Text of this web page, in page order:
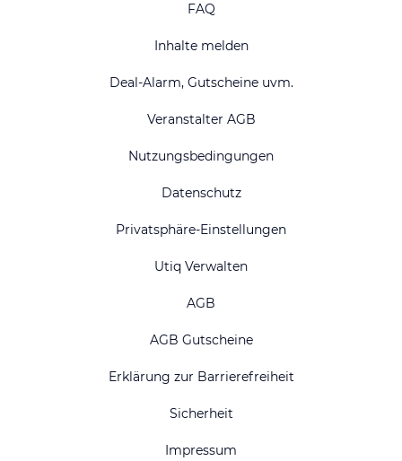
FAQ
Inhalte melden
Deal-Alarm, Gutscheine uvm.
Veranstalter AGB
Nutzungsbedingungen
Datenschutz
Privatsphäre-Einstellungen
Utiq Verwalten
AGB
AGB Gutscheine
Erklärung zur Barrierefreiheit
Sicherheit
Impressum